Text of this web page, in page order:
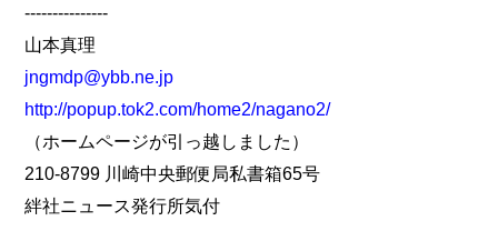
---------------
山本真理
jngmdp@ybb.ne.jp
http://popup.tok2.com/home2/nagano2/
（ホームページが引っ越しました）
210-8799 川崎中央郵便局私書箱65号
絆社ニュース発行所気付